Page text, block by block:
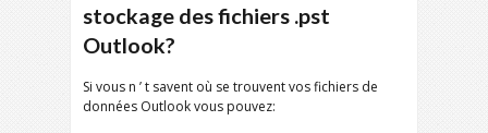
stockage des fichiers .pst
Outlook?
Si vous n ’ t savent où se trouvent vos fichiers de
données Outlook vous pouvez: